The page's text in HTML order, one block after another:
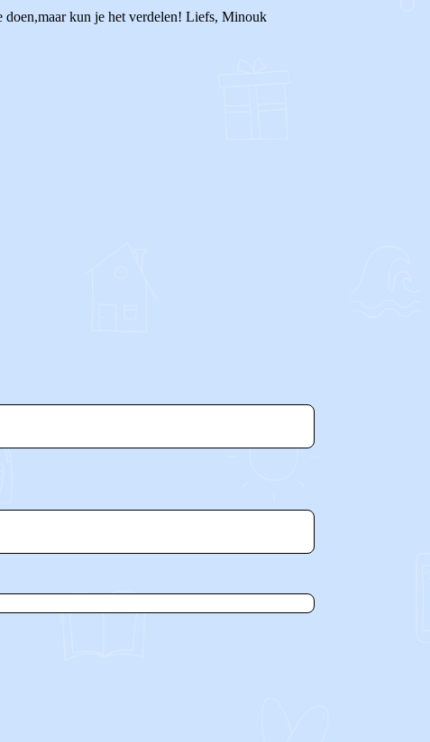
doen,maar kun je het verdelen! Liefs, Minouk